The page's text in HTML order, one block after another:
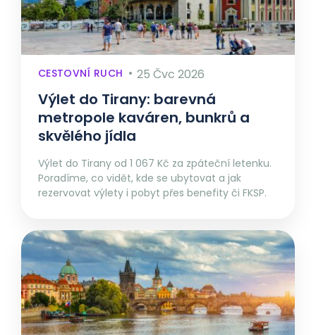
CESTOVNÍ RUCH 25 Čvc 2026
Výlet do Tirany: barevná
metropole kaváren, bunkrů a
skvělého jídla
Výlet do Tirany od 1 067 Kč za zpáteční letenku.
Poradíme, co vidět, kde se ubytovat a jak
rezervovat výlety i pobyt přes benefity či FKSP.